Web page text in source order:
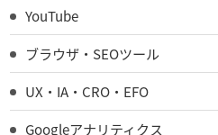
YouTube
ブラウザ・SEOツール
UX・IA・CRO・EFO
Googleアナリティクス